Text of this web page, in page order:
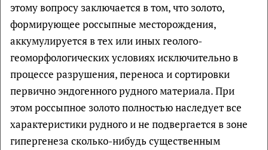
этому вопросу заключается в том, что золото,
формирующее россыпные месторождения,
аккумулируется в тех или иных геолого-
геоморфологических условиях исключительно в
процессе разрушения, переноса и сортировки
первично эндогенного рудного материала. При
этом россыпное золото полностью наследует все
характеристики рудного и не подвергается в зоне
гипергенеза сколько-нибудь существенным